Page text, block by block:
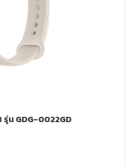
น GDG-0022GD